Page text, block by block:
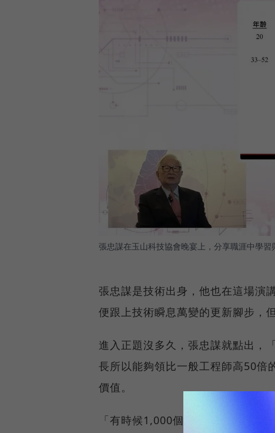
張忠謀在玉山科技協會晚宴上，分享職涯中學習
張忠謀是技術出身，他也在這場演
便跟上技術瞬息萬變的更新腳步，
進入正題沒多久，張忠謀就點出
長所以能夠領比一般工程師高50倍
價值。
「有時候1,000個工程師才能減掉